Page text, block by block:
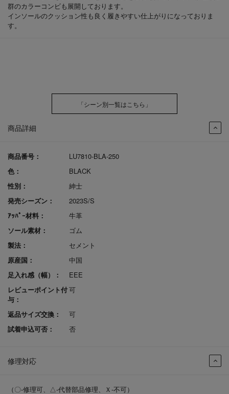
商品詳細
商品番号：
LU7810-BLA-250
色：
BLACK
性別：
紳士
発売シーズン：
2023S/S
ｱｯﾊﾟｰ材料：
牛革
ソール素材：
ゴム
製法：
セメント
原産国：
中国
足入れ感（幅）：
EEE
レビューポイント付
与：
可
返品サイズ交換：
可
試着申込可否：
否
修理対応
（〇-修理可、△-代替部品修理、Ｘ-不可）
群のカラーコンビも展開しております。
インソールのクッション性も良く履きやすい仕上がりになっておりま
す。
「シーン別一覧はこちら」